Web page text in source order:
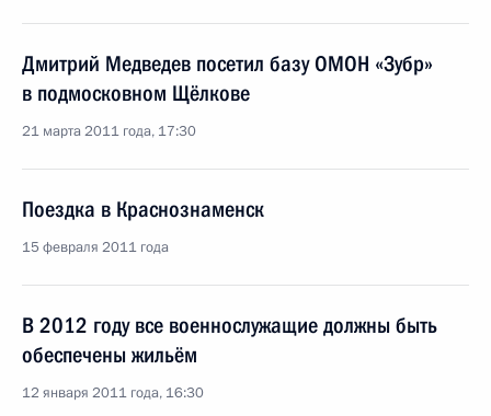
Дмитрий Медведев посетил базу ОМОН «Зубр»
в подмосковном Щёлкове
21 марта 2011 года, 17:30
Поездка в Краснознаменск
15 февраля 2011 года
В 2012 году все военнослужащие должны быть
обеспечены жильём
12 января 2011 года, 16:30